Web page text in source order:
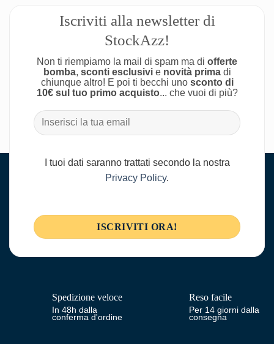
Iscriviti alla newsletter di
StockAzz!
Non ti riempiamo la mail di spam ma di offerte
bomba, sconti esclusivie novità primadi
chiunque altro! E poi ti becchi uno sconto di
10€ sul tuo primo acquisto... che vuoi di più?
I tuoi dati saranno trattati secondo la nostra
Privacy Policy.
Spedizione veloce
In 48h dalla
conferma d'ordine
Reso facile
Per 14 giorni dalla
consegna